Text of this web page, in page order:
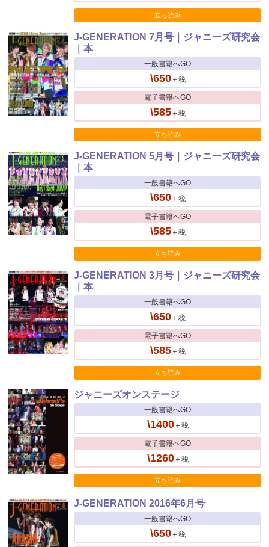
立ち読み
J-GENERATION 7月号｜ジャニーズ研究会
｜本
一般書籍へGO
\650＋税
電子書籍へGO
\585＋税
立ち読み
J-GENERATION 5月号｜ジャニーズ研究会
｜本
一般書籍へGO
\650＋税
電子書籍へGO
\585＋税
立ち読み
J-GENERATION 3月号｜ジャニーズ研究会
｜本
一般書籍へGO
\650＋税
電子書籍へGO
\585＋税
立ち読み
ジャニーズオンステージ
一般書籍へGO
\1400＋税
電子書籍へGO
\1260＋税
立ち読み
J-GENERATION 2016年6月号
一般書籍へGO
\650＋税